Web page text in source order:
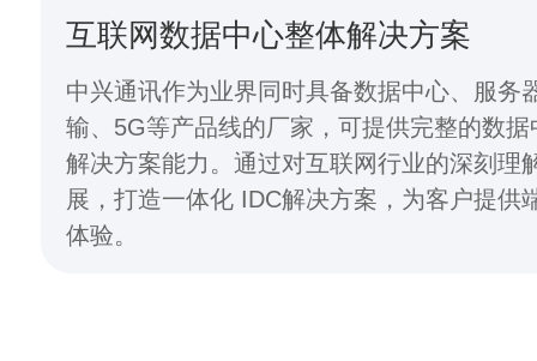
互联网数据中心整体解决方案
中兴通讯作为业界同时具备数据中心、服务
输、5G等产品线的厂家，可提供完整的数
解决方案能力。通过对互联网行业的深刻理
展，打造一体化 IDC解决方案，为客户提供
体验。